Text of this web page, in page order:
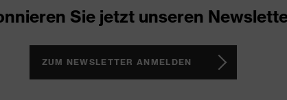
Sie jetzt unseren
ZUM NEWSLETTER ANMELDEN